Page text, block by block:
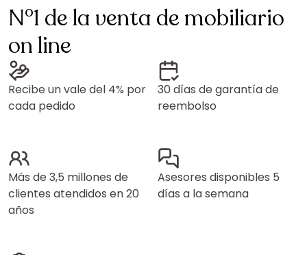
N°1 de la venta de mobiliario
on line
Recibe un vale del 4% por
cada pedido
30 días de garantía de
reembolso
Más de 3,5 millones de
clientes atendidos en 20
años
Asesores disponibles 5
días a la semana